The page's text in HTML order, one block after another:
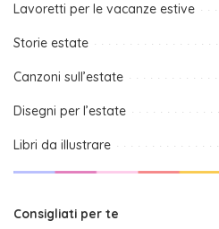
Lavoretti per le vacanze estive
Storie estate
Canzoni sull’estate
Disegni per l’estate
Libri da illustrare
Consigliati per te